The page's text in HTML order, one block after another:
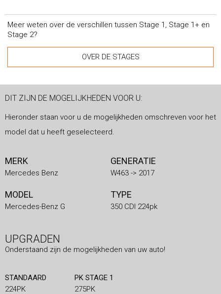
Meer weten over de verschillen tussen Stage 1, Stage 1+ en
Stage 2?
OVER DE STAGES
DIT ZIJN DE MOGELIJKHEDEN VOOR U:
Hieronder staan voor u de mogelijkheden omschreven voor het
model dat u heeft geselecteerd.
MERK
Mercedes Benz
GENERATIE
W463 -> 2017
MODEL
Mercedes-Benz G
TYPE
350 CDI 224pk
UPGRADEN
Onderstaand zijn de mogelijkheden van uw auto!
STANDAARD
224PK
PK STAGE 1
275PK